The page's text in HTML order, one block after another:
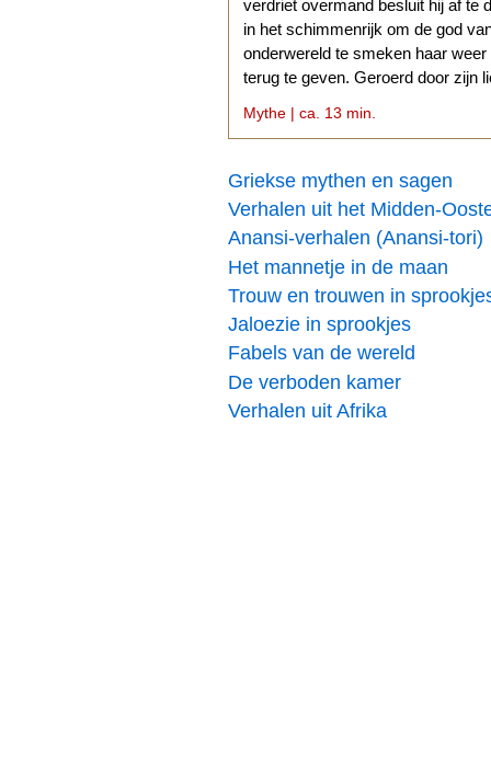
verdriet overmand besluit hij af te
in het schimmenrijk om de god
onderwereld te smeken haar weer
terug te geven. Geroerd door zijn
Mythe | ca. 13 min.
Griekse mythen en sagen
Verhalen uit het Midden-
Anansi-verhalen (Anansi-tori)
Het mannetje in de maan
Trouw en trouwen in
Jaloezie in sprookjes
Fabels van de wereld
De verboden kamer
Verhalen uit Afrika